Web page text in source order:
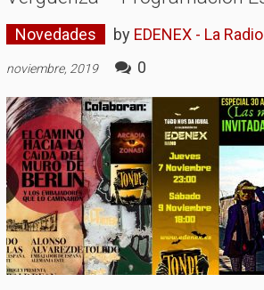
Novedades by EDENEX - La
noviembre, 2019 0